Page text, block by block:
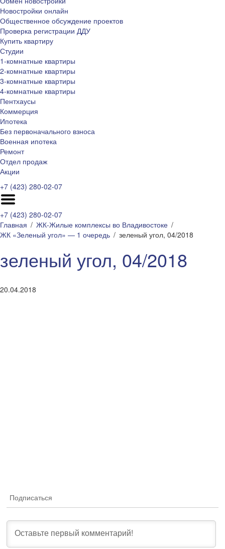
Новостройки онлайн
Общественное обсуждение проектов
Проверка регистрации ДДУ
Купить квартиру
Студии
1-комнатные квартиры
2-комнатные квартиры
3-комнатные квартиры
4-комнатные квартиры
Пентхаусы
Коммерция
Ипотека
Без первоначального взноса
Военная ипотека
Ремонт
Отдел продаж
Акции
+7 (423) 280-02-07
+7 (423) 280-02-07
Главная
ЖК-Жилые комплексы во Владивостоке
ЖК «Зеленый угол» — 1 очередь
зеленый угол, 04/2018
зеленый угол, 04/2018
20.04.2018
Подписаться